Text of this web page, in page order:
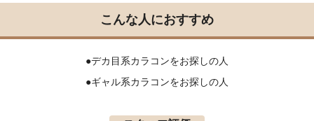
こんな人におすすめ
●デカ目系カラコンをお探しの人
●ギャル系カラコンをお探しの人